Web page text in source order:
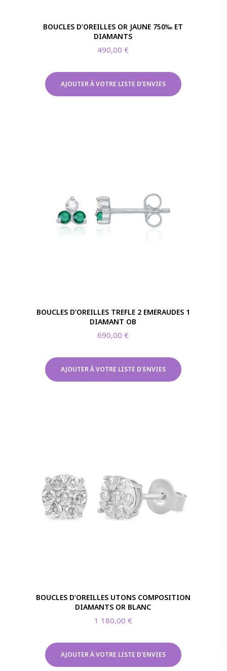
BOUCLES D’OREILLES OR JAUNE 750‰ ET
DIAMANTS
490,00€
AJOUTER À VOTRE LISTE D'ENVIES
BOUCLES D’OREILLES TREFLE 2 EMERAUDES 1
DIAMANT OB
690,00€
AJOUTER À VOTRE LISTE D'ENVIES
BOUCLES D’OREILLES UTONS COMPOSITION
DIAMANTS OR BLANC
1 180,00 €
AJOUTER À VOTRE LISTE D'ENVIES